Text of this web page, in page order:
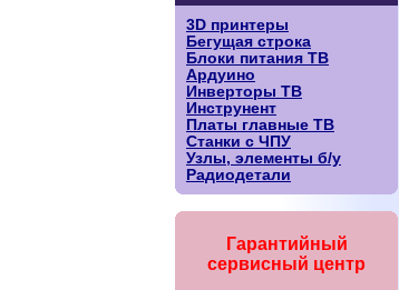
3D принтеры
Бегущая строка
Блоки питания ТВ
Ардуино
Инверторы ТВ
Инструнент
Платы главные ТВ
Станки с ЧПУ
Узлы, элементы б/у
Радиодетали
Гарантийный
сервисный центр